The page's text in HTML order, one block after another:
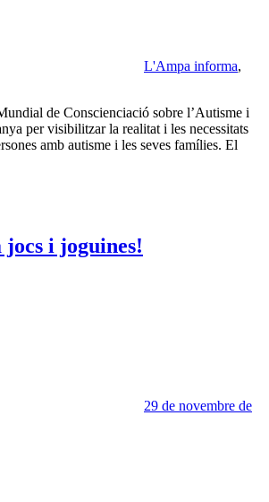
L'Ampa informa,
de Conscienciació sobre l’Autisme i
per visibilitzar la realitat i les necessitats
amb autisme i les seves famílies. El
i joguines!
29 de novembre de